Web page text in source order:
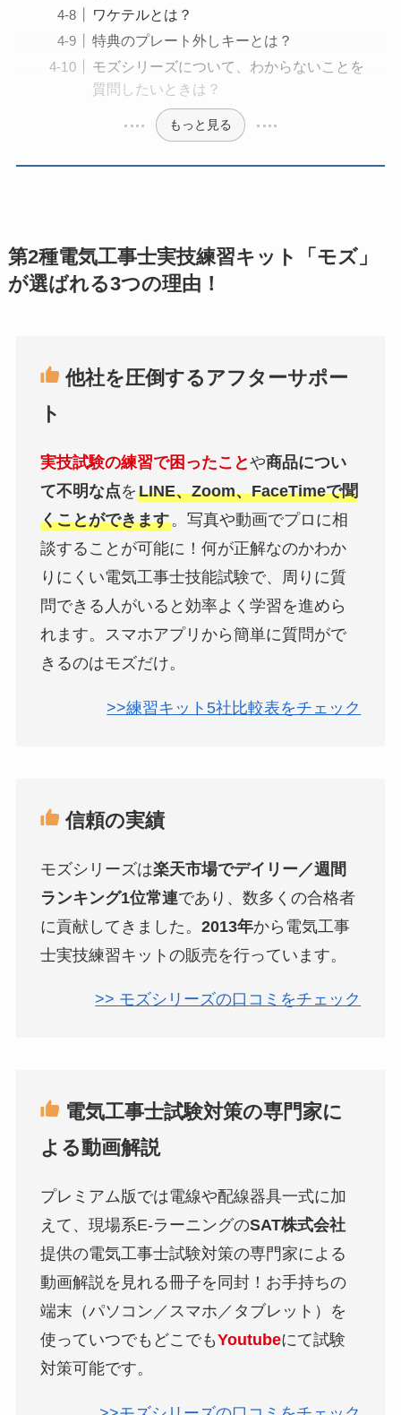
ワケテルとは？
特典のプレート外しキーとは？
モズシリーズについて、わからないことを
質問したいときは？
もっと見る
第2種電気工事士実技練習キット「モズ」
が選ばれる3つの理由！
他社を圧倒するアフターサポー
ト
実技試験の練習で困ったことや商品につい
て不明な点をLINE、Zoom、FaceTimeで聞
くことができます。写真や動画でプロに相
談することが可能に！何が正解なのかわか
りにくい電気工事士技能試験で、周りに質
問できる人がいると効率よく学習を進めら
れます。スマホアプリから簡単に質問がで
きるのはモズだけ。
>>練習キット5社比較表をチェック
信頼の実績
モズシリーズは楽天市場でデイリー／週間
ランキング1位常連であり、数多くの合格者
に貢献してきました。 2013年から電気工事
士実技練習キットの販売を行っています。
>> モズシリーズの口コミをチェック
電気工事士試験対策の専門家に
よる動画解説
プレミアム版では電線や配線器具一式に加
えて、現場系E-ラーニングのSAT株式会社
提供の電気工事士試験対策の専門家による
動画解説を見れる冊子を同封！お手持ちの
端末（パソコン／スマホ／タブレット）を
使っていつでもどこでもYoutubeにて試験
対策可能です。